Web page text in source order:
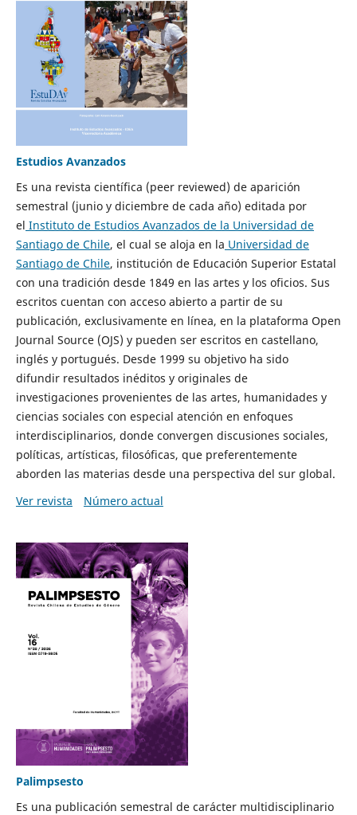
Estudios Avanzados
Es una revista científica (peer reviewed) de aparición
semestral (junio y diciembre de cada año) editada por
el Instituto de Estudios Avanzados de la Universidad de
Santiago de Chile, el cual se aloja en la Universidad de
Santiago de Chile, institución de Educación Superior Estatal
con una tradición desde 1849 en las artes y los oficios. Sus
escritos cuentan con acceso abierto a partir de su
publicación, exclusivamente en línea, en la plataforma Open
Journal Source (OJS) y pueden ser escritos en castellano,
inglés y portugués. Desde 1999 su objetivo ha sido
difundir resultados inéditos y originales de
investigaciones provenientes de las artes, humanidades y
ciencias sociales con especial atención en enfoques
interdisciplinarios, donde convergen discusiones sociales,
políticas, artísticas, filosóficas, que preferentemente
aborden las materias desde una perspectiva del sur global.
Ver revista
Número actual
Palimpsesto
Es una publicación semestral de carácter multidisciplinario